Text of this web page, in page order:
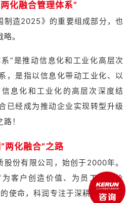
化融合管理体系”
制造2025》的重要组成部分，也
。
”是推动信息化和工业化高层次
，是指以信息化带动工业化、以
息化和工业化的高层次深度结
已经成为推动企业实现转型升级
路！
两化融合”之路
股份有限公司，始创于2000年。
客户创造价值、为员工创造价
使命，科润专注于深耕环保、绿